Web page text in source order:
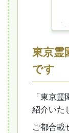
東京霊
です
「東京
紹介いた
ご都合載